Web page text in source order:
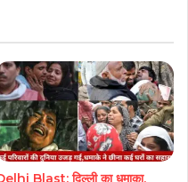
Blast: दिल्ली का धमाका,